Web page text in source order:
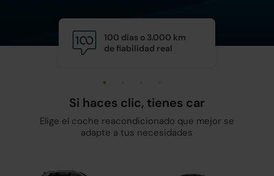
100 días o 3.000 km
de fiabilidad real
y
Si haces clic, tienes car
Elige el coche reacondicionado que mejor se
adapte a tus necesidades